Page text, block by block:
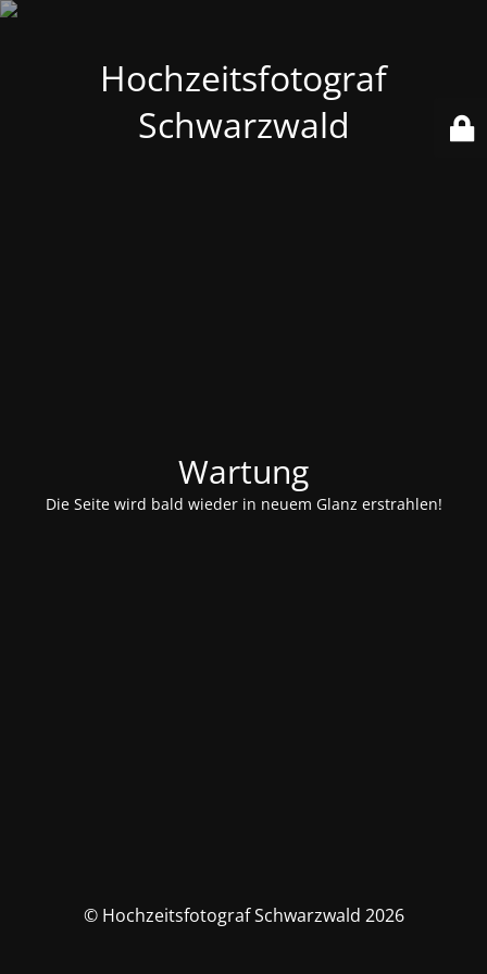
Hochzeitsfotograf
Schwarzwald
Wartung
Die Seite wird bald wieder in neuem Glanz erstrahlen!
© Hochzeitsfotograf Schwarzwald 2026